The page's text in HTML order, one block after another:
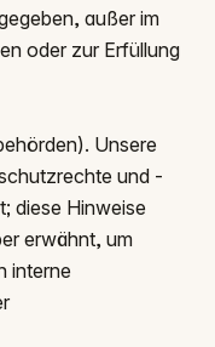
außer im
oder zur Erfüllung
Unsere
und -
diese Hinweise
erwähnt, um
interne